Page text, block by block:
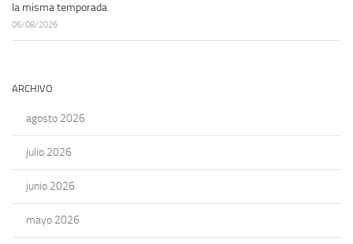
la misma temporada
06/08/2026
ARCHIVO
agosto 2026
julio 2026
junio 2026
mayo 2026